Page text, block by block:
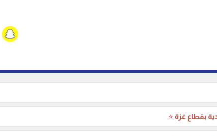
بقطاع غزة ⭐